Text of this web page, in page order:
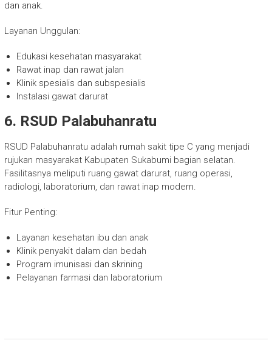
dan anak.
Layanan Unggulan:
Edukasi kesehatan masyarakat
Rawat inap dan rawat jalan
Klinik spesialis dan subspesialis
Instalasi gawat darurat
6. RSUD Palabuhanratu
RSUD Palabuhanratu adalah rumah sakit tipe C yang menjadi
rujukan masyarakat Kabupaten Sukabumi bagian selatan.
Fasilitasnya meliputi ruang gawat darurat, ruang operasi,
radiologi, laboratorium, dan rawat inap modern.
Fitur Penting:
Layanan kesehatan ibu dan anak
Klinik penyakit dalam dan bedah
Program imunisasi dan skrining
Pelayanan farmasi dan laboratorium